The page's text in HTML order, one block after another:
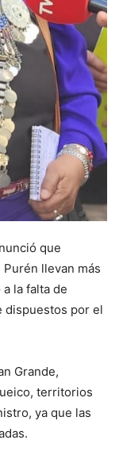
que
llevan más
la falta de
dispuestos por el
Grande,
territorios
ya que las